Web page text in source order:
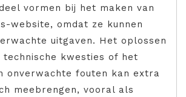
vormen bij het maken van
website, omdat ze kunnen
uitgaven. Het oplossen
technische kwesties of het
onverwachte fouten kan extra
meebrengen, vooral als